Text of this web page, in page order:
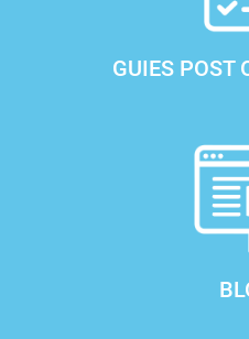
GUIES POST